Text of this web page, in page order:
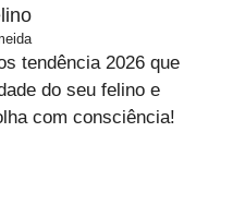
tendência 2026 que
do seu felino e
com consciência!